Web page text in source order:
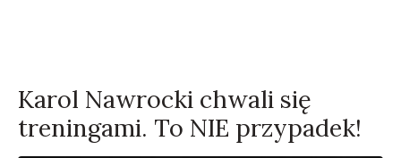
Karol Nawrocki chwali się
treningami. To NIE przypadek!